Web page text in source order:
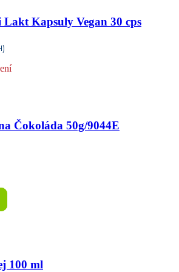
Kapsuly Vegan 30 cps
Čokoláda 50g/9044E
100 ml